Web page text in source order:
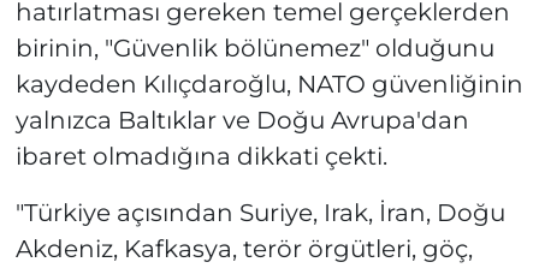
hatırlatması gereken temel gerçeklerden
birinin, "Güvenlik bölünemez" olduğunu
kaydeden Kılıçdaroğlu, NATO güvenliğinin
yalnızca Baltıklar ve Doğu Avrupa'dan
ibaret olmadığına dikkati çekti.
"Türkiye açısından Suriye, Irak, İran, Doğu
Akdeniz, Kafkasya, terör örgütleri, göç,